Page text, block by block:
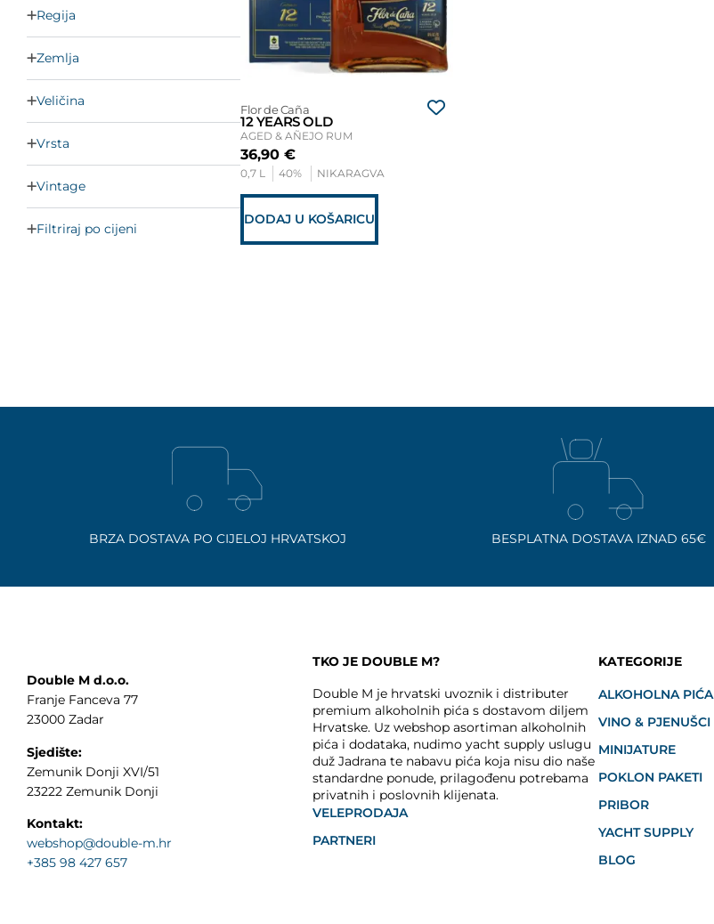
Regija
Zemlja
Veličina
Vrsta
Vintage
Filtriraj po cijeni
Flor de Caña
12 YEARS OLD
AGED & AÑEJO RUM
36,90 €
0,7 L 40% NIKARAGVA
DODAJ U KOŠARICU
BRZA DOSTAVA PO CIJELOJ HRVATSKOJ BESPLATNA DOSTAVA IZNAD 65€
Double M d.o.o.
Franje Fanceva 77
23000 Zadar
Sjedište:
Zemunik Donji XVI/51
23222 Zemunik Donji
Kontakt:
webshop@double-m.hr
+385 98 427 657
TKO JE DOUBLE M?
Double M je hrvatski uvoznik i distributer
premium alkoholnih pića s dostavom diljem
Hrvatske. Uz webshop asortiman alkoholnih
pića i dodataka, nudimo yacht supply uslugu
duž Jadrana te nabavu pića koja nisu dio naše
standardne ponude, prilagođenu potrebama
privatnih i poslovnih klijenata.
VELEPRODAJA
PARTNERI
KATEGORIJE
ALKOHOLNA PIĆA
VINO & PJENUŠCI
MINIJATURE
POKLON PAKETI
PRIBOR
YACHT SUPPLY
BLOG